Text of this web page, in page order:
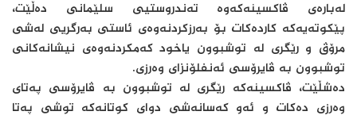
لەبارەی ڤاکسینەکەوە تەندروستیی سلێمانی دەڵێت،
پێکوتەیەکە کاردەکات بۆ بەرزکردنەوەی ئاستی بەرگریی لەشی
مرۆڤ و رێگری لە توشبوون یاخود کەمکردنەوەی نیشانەکانی
توشبوون بە ڤایرۆسی ئەنفلۆنزای وەرزی.
دەشڵێت، ڤاکسینەکە رێگری لە توشبوون بە ڤایرۆسی پەتای
وەرزی دەکات و ئەو کەسانەشی دوای کوتانەکە توشی پەتا